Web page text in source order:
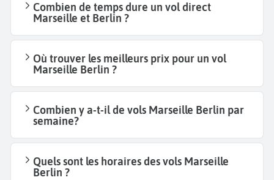
Combien de temps dure un vol direct
Marseille et Berlin ?
Où trouver les meilleurs prix pour un vol
Marseille Berlin ?
Combien y a-t-il de vols Marseille Berlin par
semaine?
Quels sont les horaires des vols Marseille
Berlin ?